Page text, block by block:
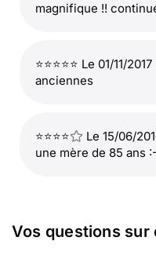
magnifique !!
⭐⭐⭐⭐⭐ Le 01/11/
anciennes
⭐⭐⭐⭐
Le 15/06/
une mère de 85 ans
Vos questions sur